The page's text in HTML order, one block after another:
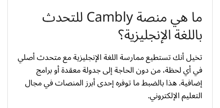
ما هي منصة Cambly للتحدث
باللغة الإنجليزية؟
تخيل أنك تستطيع ممارسة اللغة الإنجليزية مع متحدث أصلي
في أي لحظة، من دون الحاجة إلى جدولة معقدة أو برامج
إضافية. هذا بالضبط ما توفره إحدى أبرز المنصات في مجال
التعليم الإلكتروني.